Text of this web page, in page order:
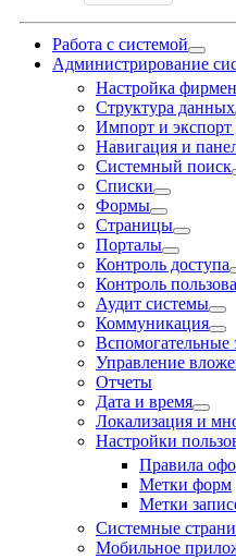
Работа с системой
Администрирование
Настройка
Структура данных
Импорт и
Навигация и
Системный поиск
Списки
Формы
Страницы
Порталы
Контроль доступа
Контроль
Аудит системы
Коммуникация
Вспомогательные
Управление
Отчеты
Дата и время
Локализация и
Настройки
Правила
Метки форм
Метки
Системные
Мобильное